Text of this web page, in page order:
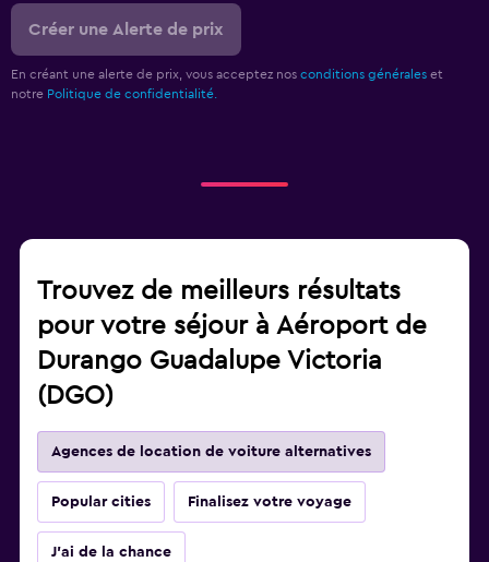
Créer une Alerte de prix
En créant une alerte de prix, vous acceptez nos conditions générales et
notre Politique de confidentialité.
Trouvez de meilleurs résultats
pour votre séjour à Aéroport de
Durango Guadalupe Victoria
(DGO)
Agences de location de voiture alternatives
Popular cities Finalisez votre voyage
J'ai de la chance